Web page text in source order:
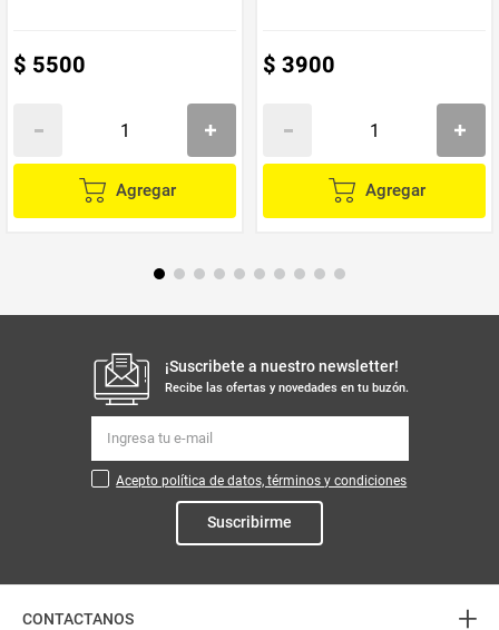
$ 5500
Agregar
$ 3900
Agregar
¡Suscribete a nuestro newsletter!
Recibe las ofertas y novedades en tu buzón.
Acepto política de datos, términos y condiciones
Suscribirme
CONTACTANOS +